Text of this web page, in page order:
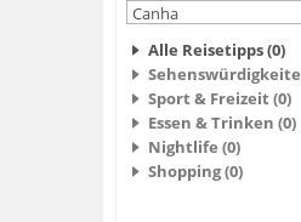
Alle Reisetipps (0)
Sport & Freizeit (0)
Essen & Trinken (0)
Nightlife (0)
Shopping (0)